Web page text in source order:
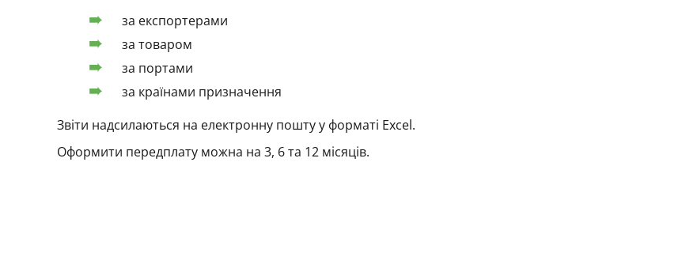
за експортерами
за товаром
за портами
за країнами призначення
Звіти надсилаються на електронну пошту у форматі Excel.
Оформити передплату можна на 3, 6 та 12 місяців.